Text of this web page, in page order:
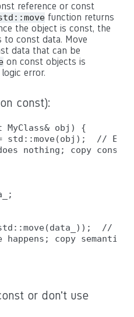
reference or const
function returns
the object is const, the
to const data. Move
data that can be
on const objects is
error.
const):
MyClass& obj) {
std::move(obj);  //
nothing; copy
//
happens; copy semantics
or don't use